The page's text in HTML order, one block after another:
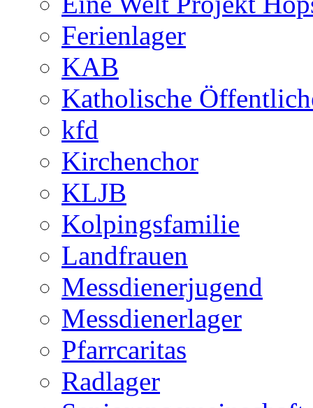
Ferienlager
KAB
Katholische
kfd
Kirchenchor
KLJB
Kolpingsfamilie
Landfrauen
Messdienerjugend
Messdienerlager
Pfarrcaritas
Radlager